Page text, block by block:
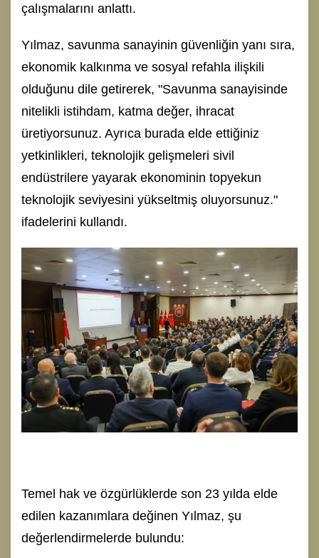
çalışmalarını anlattı.
Yılmaz, savunma sanayinin güvenliğin yanı sıra,
ekonomik kalkınma ve sosyal refahla ilişkili
olduğunu dile getirerek, "Savunma sanayisinde
nitelikli istihdam, katma değer, ihracat
üretiyorsunuz. Ayrıca burada elde ettiğiniz
yetkinlikleri, teknolojik gelişmeleri sivil
endüstrilere yayarak ekonominin topyekun
teknolojik seviyesini yükseltmiş oluyorsunuz."
ifadelerini kullandı.
Temel hak ve özgürlüklerde son 23 yılda elde
edilen kazanımlara değinen Yılmaz, şu
değerlendirmelerde bulundu: